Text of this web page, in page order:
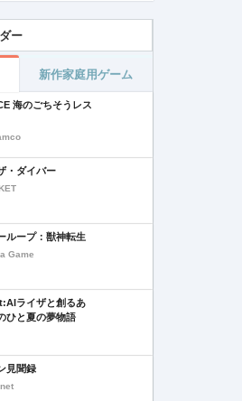
ー
新作家庭用ゲーム
海のごちそうレス
・ダイバー
ループ：獣神転生
Game
ライザと創るあ
ひと夏の夢物語
見聞録